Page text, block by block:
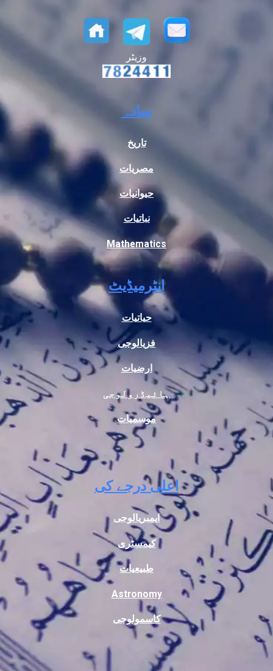
وزیٹر
سادہ
تاریخ
مصریات
حیوانیات
نباتیات
Mathematics
انٹرمیڈیٹ
حیاتیات
فزیالوجی
ارضیات
ہائیڈرولوجی
موسمیات
اعلی درجے کی
ایمبریالوجی
کیمسٹری
طبیعیات
Astronomy
کاسمولوجی